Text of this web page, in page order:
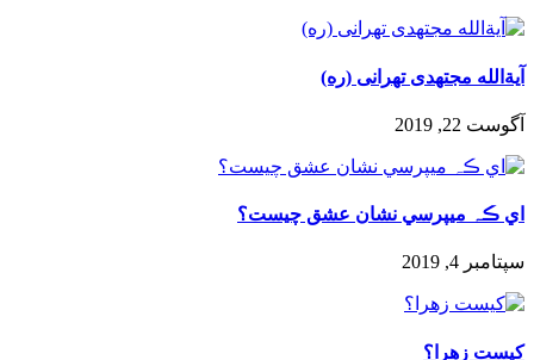
آیةالله مجتهدی تهرانی (ره)
آگوست 22, 2019
اي ڪہ ميپرسي نشان عشق چيست؟
سپتامبر 4, 2019
️کیست زهرا؟